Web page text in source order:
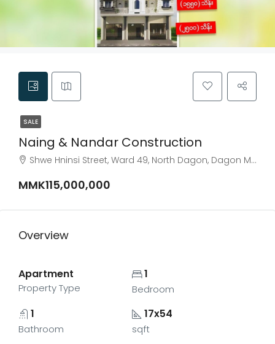
SALE
Naing & Nandar Construction
Shwe Hninsi Street, Ward 49, North Dagon, Dagon Myothit District, Yangon City, Yangon, 44272, Myanmar
MMK115,000,000
Overview
Apartment
Property Type
1
Bedroom
1
Bathroom
17x54
sqft